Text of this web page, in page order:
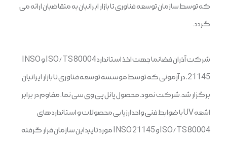
گردد.
شرکت آذران فضانما جهت اخذ استاندارد ISO/TS 80004 و INSO
21145، در آزمونی که توسط موسسه توسعه فناوری تا بازار ایرانیان
برگزار شد، شرکت نمود. محصول پانل پی وی سی نما، مقاوم در برابر
اشعه UV با ضوابط فنی واحد ارزیابی محصولات و استاندارد های
ISO/TS 80004و INSO 21145 مورد تایید این سازمان قرار گرفته